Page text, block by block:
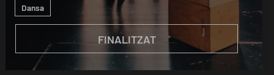
FINALITZAT
Dansa